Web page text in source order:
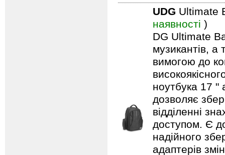
UDG Ultimate
наявності )
DG Ultimate
музикантів, а
вимогою до
ноутбука 17 "
дозволяє
відділенні
доступом. Є
надійного
адаптерів